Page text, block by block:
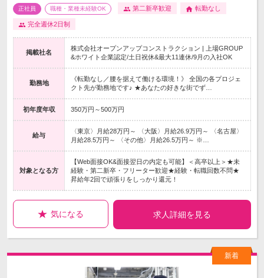
正社員 職種・業種未経験OK 第二新卒歓迎 転勤なし
完全週休2日制
掲載社名
株式会社オープンアップコンストラクション | 上場GROUP
&ホワイト企業認定/土日祝休&最大11連休/9月の入社OK
勤務地
《転勤なし／腰を据えて働ける環境！》 全国の各プロジェ
クト先が勤務地です♪ ★あなたの好きな街でず…
初年度年収 350万円～500万円
給与
〈東京〉月給28万円～ 〈大阪〉月給26.9万円～ 〈名古屋〉
月給28.5万円～ 〈その他〉月給26.5万円～ ※…
対象となる方
【Web面接OK&面接翌日の内定も可能】＜高卒以上＞★未
経験・第二新卒・フリーター歓迎★経験・転職回数不問★
昇給年2回で頑張りをしっかり還元！
気になる 求人詳細を見る